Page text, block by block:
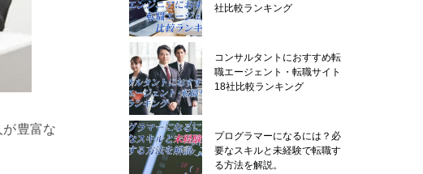
豊富な
社比較ランキング
コンサルタントにおすすめ転
職エージェント・転職サイト
18社比較ランキング
プログラマーになるには？必
要なスキルと未経験で転職す
る方法を解説。